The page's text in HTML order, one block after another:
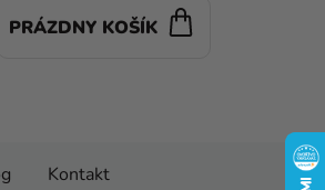
PRÁZDNY KOŠÍK
Kontakt